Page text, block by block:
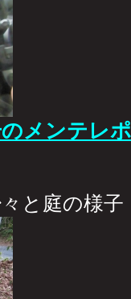
メンテレ
と庭の様子